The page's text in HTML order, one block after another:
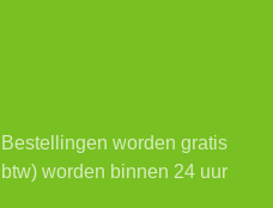
worden gratis
worden binnen 24 uur